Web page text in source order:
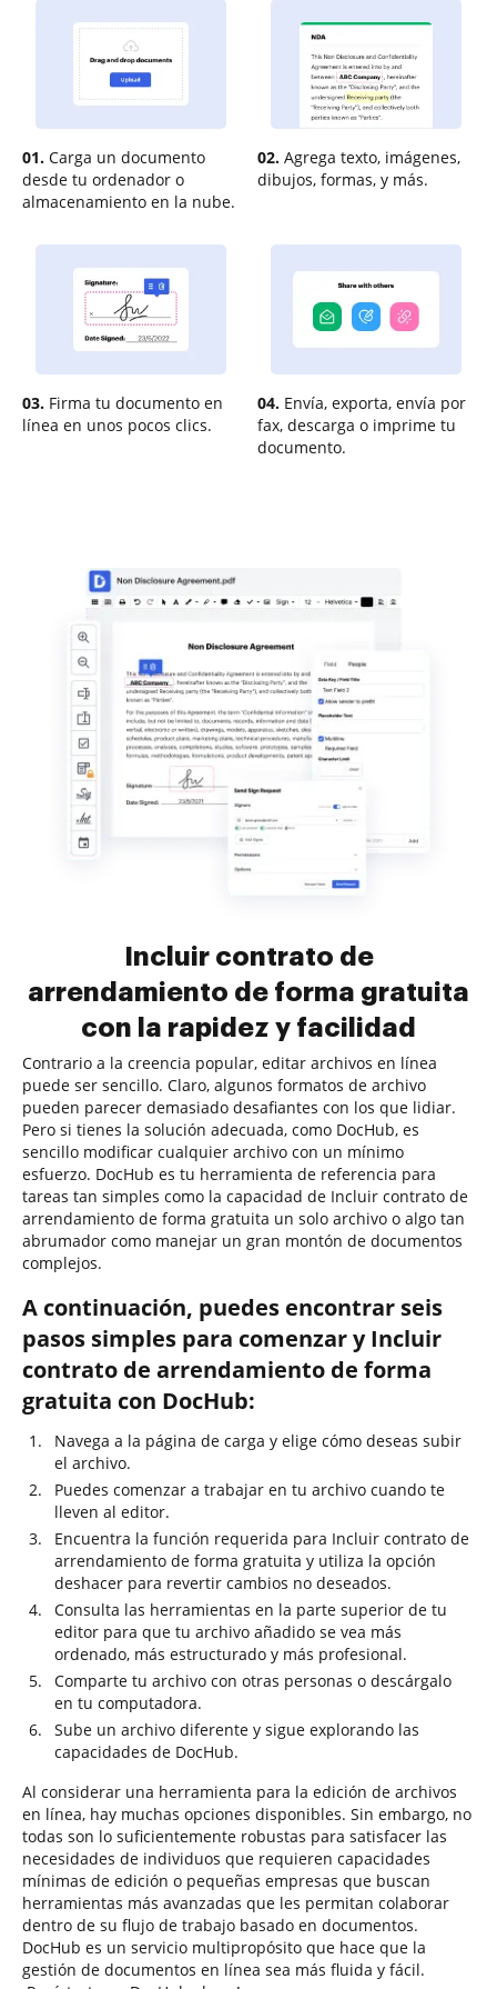
01. Carga un documento
desde tu ordenador o
almacenamiento en la nube.
02. Agrega texto, imágenes,
dibujos, formas, y más.
03. Firma tu documento en
línea en unos pocos clics.
04. Envía, exporta, envía por
fax, descarga o imprime tu
documento.
Incluir contrato de
arrendamiento de forma gratuita
con la rapidez y facilidad
Contrario a la creencia popular, editar archivos en línea
puede ser sencillo. Claro, algunos formatos de archivo
pueden parecer demasiado desafiantes con los que lidiar.
Pero si tienes la solución adecuada, como DocHub, es
sencillo modificar cualquier archivo con un mínimo
esfuerzo. DocHub es tu herramienta de referencia para
tareas tan simples como la capacidad de Incluir contrato de
arrendamiento de forma gratuita un solo archivo o algo tan
abrumador como manejar un gran montón de documentos
complejos.
A continuación, puedes encontrar seis
pasos simples para comenzar y Incluir
contrato de arrendamiento de forma
gratuita con DocHub:
Navega a la página de carga y elige cómo deseas subir
el archivo.
Puedes comenzar a trabajar en tu archivo cuando te
lleven al editor.
Encuentra la función requerida para Incluir contrato de
arrendamiento de forma gratuita y utiliza la opción
deshacer para revertir cambios no deseados.
Consulta las herramientas en la parte superior de tu
editor para que tu archivo añadido se vea más
ordenado, más estructurado y más profesional.
Comparte tu archivo con otras personas o descárgalo
en tu computadora.
Sube un archivo diferente y sigue explorando las
capacidades de DocHub.
Al considerar una herramienta para la edición de archivos
en línea, hay muchas opciones disponibles. Sin embargo, no
todas son lo suficientemente robustas para satisfacer las
necesidades de individuos que requieren capacidades
mínimas de edición o pequeñas empresas que buscan
herramientas más avanzadas que les permitan colaborar
dentro de su flujo de trabajo basado en documentos.
DocHub es un servicio multipropósito que hace que la
gestión de documentos en línea sea más fluida y fácil.